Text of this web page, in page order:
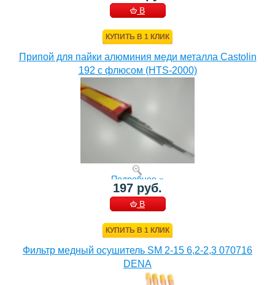
В
КУПИТЬ В 1 КЛИК
Припой для пайки алюминия меди металла Castolin
192 с флюсом (HTS-2000)
Подробнее »
197 руб.
В
КУПИТЬ В 1 КЛИК
Фильтр медный осушитель SM 2-15 6,2-2,3 070716
DENA